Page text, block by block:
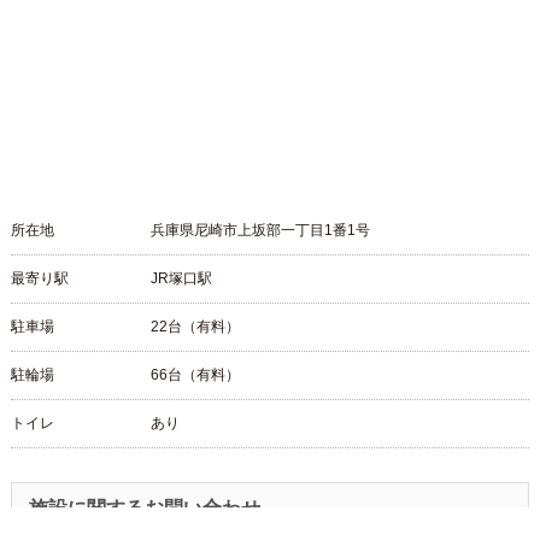
所在地 兵庫県尼崎市上坂部一丁目1番1号
最寄り駅 JR塚口駅
駐車場 22台（有料）
駐輪場 66台（有料）
トイレ あり
施設に関するお問い合わせ